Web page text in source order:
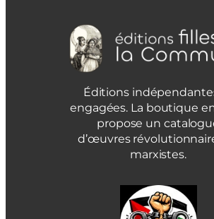
Éditions
engagées. La boutique
propose un
d’œuvres
marxistes.